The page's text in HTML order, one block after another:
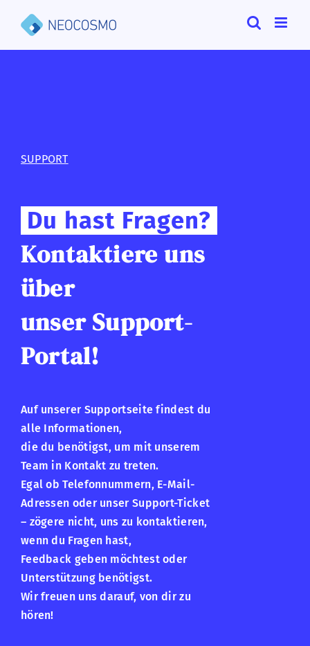
Inhalt
SUPPORT
Du hast Fragen?
Kontaktiere uns
über
unser Support-
Portal!
Auf unserer Supportseite findest du
alle Informationen,
die du benötigst, um mit unserem
Team in Kontakt zu treten.
Egal ob Telefonnummern, E-Mail-
Adressen oder unser Support-Ticket
– zögere nicht, uns zu kontaktieren,
wenn du Fragen hast,
Feedback geben möchtest oder
Unterstützung benötigst.
Wir freuen uns darauf, von dir zu
hören!